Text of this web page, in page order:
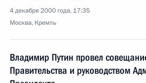
4 декабря 2000 года, 17:35
Москва, Кремль
Владимир Путин провел
Правительства и руководством